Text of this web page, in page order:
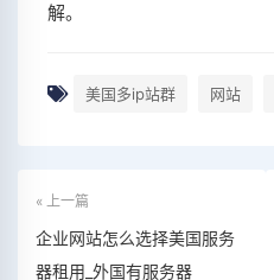
解。
美国多ip站群 网站
« 上一篇
企业网站怎么选择美国服务
器租用_外国有服务器